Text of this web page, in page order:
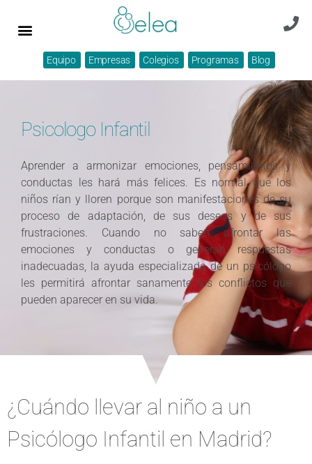
Equipo Empresas Colegios Programas Blog
Psicologo Infantil
Aprender a armonizar emociones, pensamientos y
conductas les hará más felices. Es normal que los
niños rían y lloren porque son manifestaciones de su
proceso de adaptación, de sus deseos y de sus
frustraciones. Cuando no saben afrontar las
emociones y conductas o generan respuestas
inadecuadas, la ayuda especializada de un psicólogo
les permitirá afrontar sanamente los conflictos que
pueden aparecer en su vida.
¿Cuándo llevar al niño a un
Psicólogo Infantil en Madrid?